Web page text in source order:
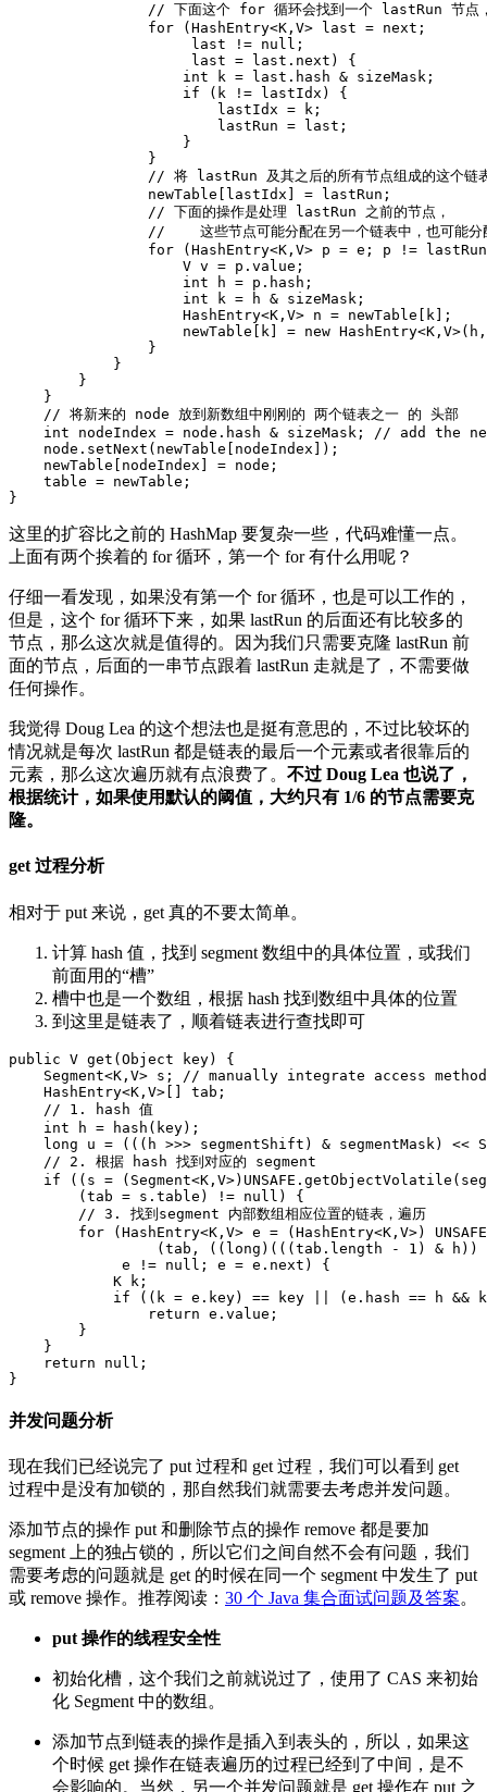
// 下面这个 for 循环会找到一个 lastRun 节点
for
( HashEntry<K , V> last = next ;
last
!= null ;
last = last . next )
{
int
k = last . hash & sizeMask ;
if
( k != lastIdx )
{
lastIdx = k ;
lastRun = last ;
}
}
// 将 lastRun
及其之后的所有节点组成的这个链
newTable
lastIdx = lastRun ;
// 下面的操作是处理 lastRun 之前的节点 ，
//
这些节点可能分配在另一个链表中 ， 也可能分
for
( HashEntry<K , V> p = e ; p !=
lastRun
V v = p . value ;
int
h = p . hash ;
int
k = h & sizeMask ;
HashEntry<K , V> n = newTable k
;
newTable
k = new HashEntry<K , V>( h ,
}
}
}
}
// 将新来的 node 放到新数组中刚刚的 两个链表之一 的 头部
int
nodeIndex = node . hash & sizeMask ; // add the
node . setNext ( newTable nodeIndex
);
newTable
nodeIndex = node ;
table = newTable ;
}
这里的扩容比之前的 HashMap 要复杂一些，代码难懂一点。
上面有两个挨着的 for 循环，第一个 for 有什么用呢？
仔细一看发现，如果没有第一个 for 循环，也是可以工作的，
但是，这个 for 循环下来，如果 lastRun 的后面还有比较多的
节点，那么这次就是值得的。因为我们只需要克隆 lastRun 前
面的节点，后面的一串节点跟着 lastRun 走就是了，不需要做
任何操作。
我觉得 Doug Lea 的这个想法也是挺有意思的，不过比较坏的
情况就是每次 lastRun 都是链表的最后一个元素或者很靠后的
元素，那么这次遍历就有点浪费了。 不过 Doug Lea 也说了，
根据统计，如果使用默认的阈值，大约只有 1/6 的节点需要克
隆。
get 过程分析
相对于 put 来说，get 真的不要太简单。
计算 hash 值，找到 segment 数组中的具体位置，或我们
前面用的“槽”
槽中也是一个数组，根据 hash 找到数组中具体的位置
到这里是链表了，顺着链表进行查找即可
public V get (Object key)
{
Segment<K , V> s ; // manually integrate access
HashEntry<K , V> [] tab ;
//
1 . hash 值
int
h = hash ( key) ;
long
u = ((( h >>> segmentShift ) & segmentMask ) <<
//
2 . 根据 hash 找到对应的
segment
if
(( s = ( Segment<K , V>) UNSAFE . getObjectVolatile (
(tab = s . table ) != null )
{
// 3 . 找到segment
内部数组相应位置的链表，遍历
for
(HashEntry<K , V> e = (HashEntry<K , V>)
UNSAFE
(tab , (( long )(((tab . length - 1 ) & h ))
e
!= null ; e = e.next) {
K
k ;
if
(( k = e . key) == key (e . hash == h &&
return e . value ;
}
}
return
null ;
}
并发问题分析
现在我们已经说完了 put 过程和 get 过程，我们可以看到 get
过程中是没有加锁的，那自然我们就需要去考虑并发问题。
添加节点的操作 put 和删除节点的操作 remove 都是要加
segment 上的独占锁的，所以它们之间自然不会有问题，我们
需要考虑的问题就是 get 的时候在同一个 segment 中发生了 put
或 remove 操作。推荐阅读： 30 个 Java 集合面试问题及答案。
put 操作的线程安全性
初始化槽，这个我们之前就说过了，使用了 CAS 来初始
化 Segment 中的数组。
添加节点到链表的操作是插入到表头的，所以，如果这
个时候 get 操作在链表遍历的过程已经到了中间，是不
会影响的。当然，另一个并发问题就是 get 操作在 put 之